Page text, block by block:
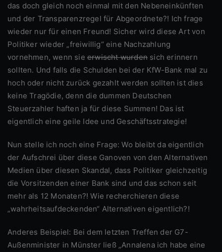
das doch gleich noch einmal mit den Nebeneinkünften
und der Transparenzregel für Abgeordnete?! Ich frage
wieder nur für einen Freund! Sicher wird diese Art von
Politiker wieder „freiwillig“ eine Nachzahlung
vornehmen, wenn sie erwischt wurden sich erinnern
sollten. Und falls die Schulden bei der KfW-Bank mal zu
hoch oder nicht zurück gezahlt werden sollten ist dies
keine Tragödie, denn die dummen Deutschen
Steuerzahler haften ja für diese Summen! Das ist
eigentlich eine geile Idee und Geschäftsstrategie!
Nun stelle ich noch eine Frage: Wo bleibt da eigentlich
der Aufschrei über diese Ganoven von den Alternativen
Medien über diesen Skandal, dass Politiker gleichzeitig
die Vorsitzenden einer Bank sind und das schon seit
mehr als 12 Monaten?! Wie recherchieren diese
„wahrheitsaufdeckenden“ Alternativen eigentlich?!
Anderes Beispiel: Bei dem letzten Treffen der G7-
Außenminister in Münster ließ „Annalena ich habe eine